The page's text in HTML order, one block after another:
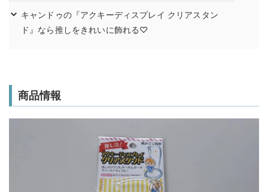
キャンドゥの『アクキーディスプレイ クリアスタン
ド』なら推しをきれいに飾れる♡
商品情報